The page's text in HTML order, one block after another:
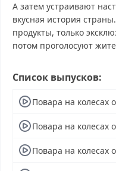
А затем устраивают
вкусная история
продукты, только
потом проголосуют
Повара на колесах
последний выпуск,
эфир, Повара на
онлайн бесплатно,
Список выпусков:
Повара на колесах
Повара на колесах
Повара на колесах